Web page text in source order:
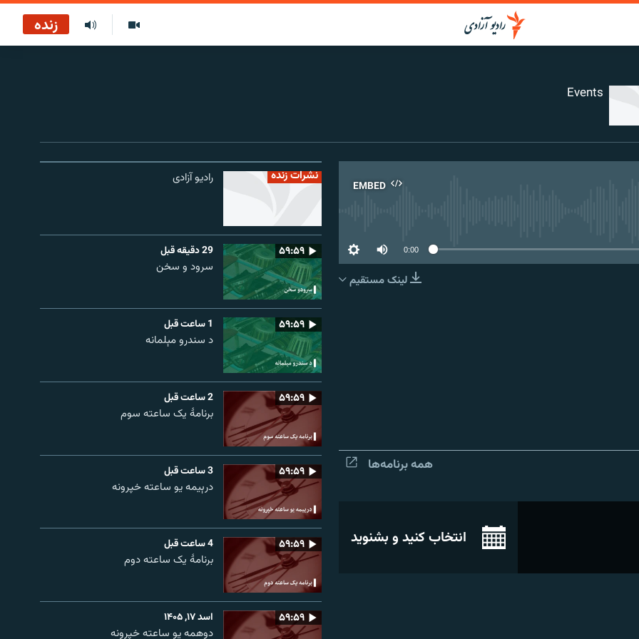
زنده
Events
EMBED
EMBED
0:00
لینک مستقیم
همه برنامه‌ها
انتخاب کنید و بشنوید
نشرات زنده رادیو آزادی
۵۹:۵۹ 29 دقیقه قبل
سرود و سخن
۵۹:۵۹ 1 ساعت قبل
د سندرو مېلمانه
۵۹:۵۹ 2 ساعت قبل
برنامۀ یک ساعته سوم
۵۹:۵۹ 3 ساعت قبل
درېیمه یو ساعته خپرونه
۵۹:۵۹ 4 ساعت قبل
برنامۀ یک ساعته دوم
۵۹:۵۹ اسد ۱۷, ۱۴۰۵
دوهمه یو ساعته خپرونه